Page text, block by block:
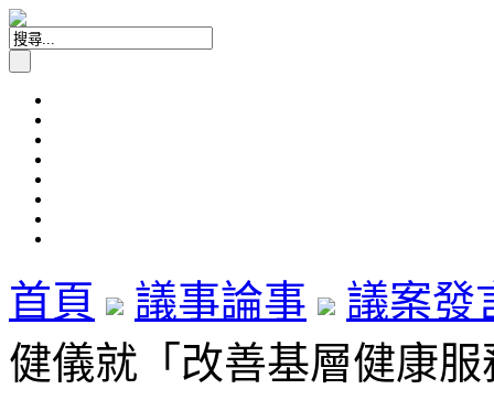
首頁 議事論事
議案發
健儀就「改善基層健康